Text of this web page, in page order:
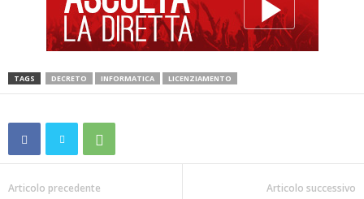
TAGS DECRETO INFORMATICA LICENZIAMENTO
Articolo precedente Articolo successivo